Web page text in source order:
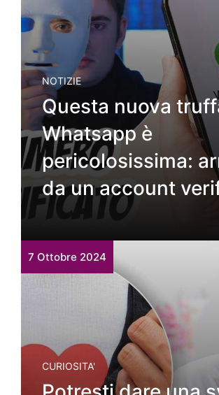
NOTIZIE
Questa nuova
Whatsapp è
pericolosissima:
da un account
7 Ottobre 2024
CURIOSITA'